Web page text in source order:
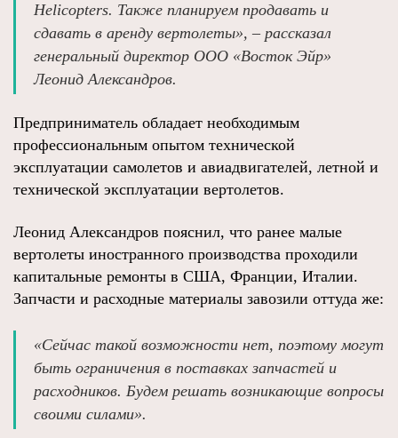
Helicopters. Также планируем продавать и
сдавать в аренду вертолеты», – рассказал
генеральный директор ООО «Восток Эйр»
Леонид Александров.
Предприниматель обладает необходимым
профессиональным опытом технической
эксплуатации самолетов и авиадвигателей, летной и
технической эксплуатации вертолетов.
Леонид Александров пояснил, что ранее малые
вертолеты иностранного производства проходили
капитальные ремонты в США, Франции, Италии.
Запчасти и расходные материалы завозили оттуда же:
«Сейчас такой возможности нет, поэтому могут
быть ограничения в поставках запчастей и
расходников. Будем решать возникающие вопросы
своими силами».